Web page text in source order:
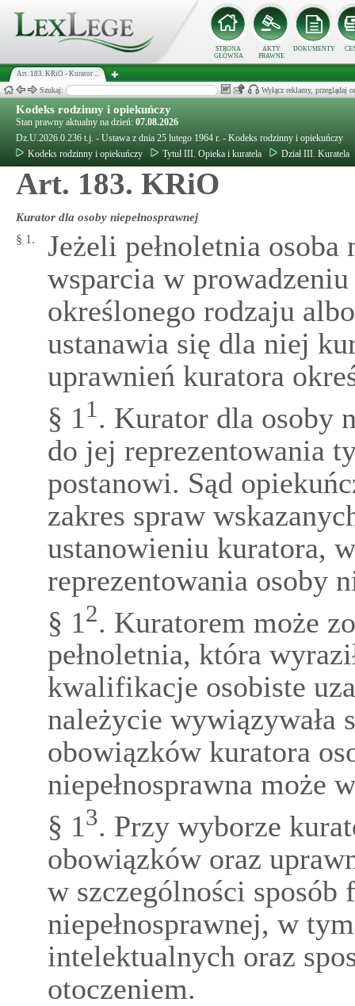
STRONA
GŁÓWNA
AKTY
PRAWNE
DOKUMENTY
Art. 183. KRiO - Kurator ...
Szukaj: Wyłącz reklamy, przeglądaj
Kodeks rodzinny i opiekuńczy
Stan prawny aktualny na dzień: 07.08.2026
Dz.U.2026.0.236 t.j. - Ustawa z dnia 25 lutego 1964 r. - Kodeks rodzinny i opiekuńczy
Kodeks rodzinny i opiekuńczy
Tytuł III. Opieka i kuratela Dział III. Kuratela
Art. 183. KRiO
Kurator dla osoby niepełnosprawnej
§ 1.
Jeżeli pełnoletnia osoba
wsparcia w
określonego rodzaju
ustanawia się dla niej
uprawnień kuratora
§ 11. Kurator dla osoby
do jej reprezentowania
postanowi. Sąd
zakres spraw
ustanowieniu kuratora,
reprezentowania osoby
§ 1 2. Kuratorem może
pełnoletnia, która
kwalifikacje osobiste
należycie wywiązywała
obowiązków kuratora
niepełnosprawna może
§ 13. Przy wyborze
obowiązków oraz
w szczególności
niepełnosprawnej, w
intelektualnych oraz
otoczeniem.